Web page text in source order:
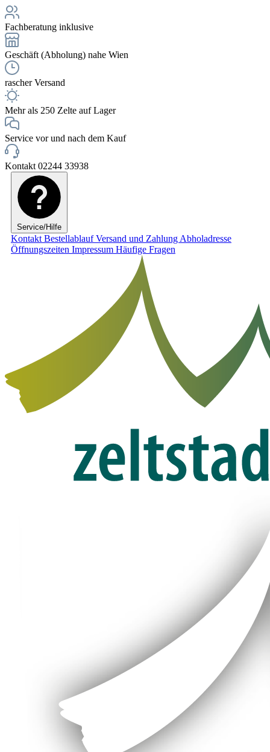
Fachberatung inklusive
Geschäft (Abholung) nahe Wien
rascher Versand
Mehr als 250 Zelte auf Lager
Service vor und nach dem Kauf
Kontakt 02244 33938
Service/Hilfe
Kontakt BestellablaufVersand und Zahlung Abholadresse
Öffnungszeiten Impressum Häufige Fragen